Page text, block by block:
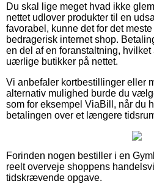
Du skal lige meget hvad ikke
nettet udlover produkter til en
favorabel, kunne det for det
bedragerisk internet shop.
en del af en foranstaltning,
uærlige butikker på nettet.
Vi anbefaler kortbestillinger eller
alternativ mulighed burde du
som for eksempel ViaBill, når du
betalingen over et længere
Forinden nogen bestiller i en
reelt overveje shoppens
tidskrævende opgave.